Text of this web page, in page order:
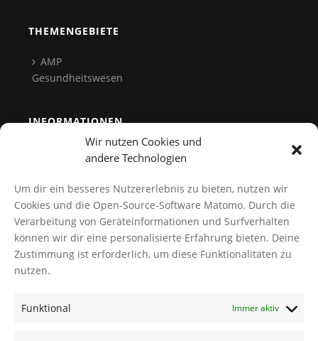
Wir nutzen Cookies und
andere Technologien
Um dir ein besseres Nutzererlebnis zu bieten, nutzen wir
Cookies und die Open-Source-Software Matomo. Durch die
Verarbeitung von Geräteinformationen und Surfverhalten
können wir dir eine personalisierte Erfahrung bieten. Deine
Zustimmung ist erforderlich, um diese Funktionalitäten zu
nutzen.
Funktional Immer aktiv
THEMENGEBIETE
AMP
Gesundheitswesen
INFORMATIONEN
Datenschutz
Cookies verwalten
AGB
Impressum
NEWS